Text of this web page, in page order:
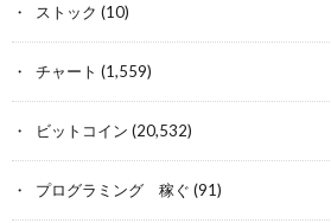
ストック (10)
チャート (1,559)
ビットコイン (20,532)
プログラミング 稼ぐ (91)